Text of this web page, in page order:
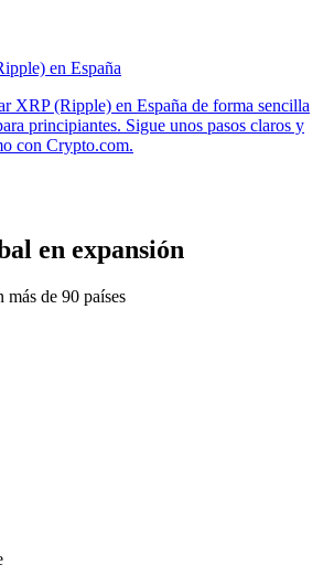
en España
XRP (Ripple) en España de forma sencilla
principiantes. Sigue unos pasos claros y
con Crypto.com.
en expansión
de 90 países